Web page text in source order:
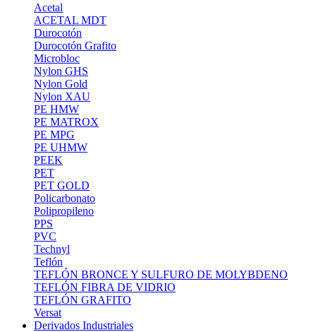
Acetal
ACETAL MDT
Durocotón
Durocotón Grafito
Microbloc
Nylon GHS
Nylon Gold
Nylon XAU
PE HMW
PE MATROX
PE MPG
PE UHMW
PEEK
PET
PET GOLD
Policarbonato
Polipropileno
PPS
PVC
Technyl
Teflón
TEFLÓN BRONCE Y SULFURO DE MOLYBDENO
TEFLÓN FIBRA DE VIDRIO
TEFLÓN GRAFITO
Versat
Derivados Industriales